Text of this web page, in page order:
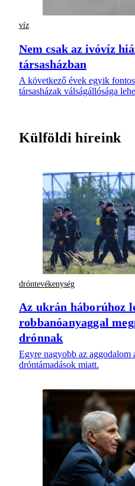
víz
Nem csak az ivóvíz
társasházban
A következő évek egyik
társasházak válságállósága
Külföldi híreink
dróntevékenység
Az ukrán háborúhoz
robbanóanyaggal
drónnak
Egyre nagyobb az aggodalom
dróntámadások miatt.